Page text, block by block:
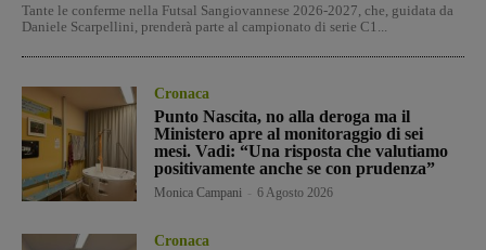
Tante le conferme nella Futsal Sangiovannese 2026-2027, che, guidata da
Daniele Scarpellini, prenderà parte al campionato di serie C1...
Cronaca
Punto Nascita, no alla deroga ma il
Ministero apre al monitoraggio di sei
mesi. Vadi: “Una risposta che valutiamo
positivamente anche se con prudenza”
Monica Campani 6 Agosto 2026
Cronaca